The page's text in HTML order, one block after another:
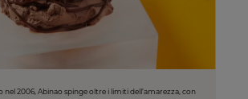
nel 2006, Abinao spinge oltre i limiti dell’amarezza, con